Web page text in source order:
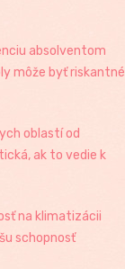
absolventom
môže byť riskantné
oblastí od
ak to vedie k
na klimatizácii
schopnosť